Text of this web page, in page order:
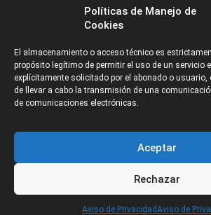
Políticas de Manejo de
Cookies
El almacenamiento o acceso técnico es
propósito legítimo de permitir el uso de un servicio
explícitamente solicitado por el abonado o usuario,
de llevar a cabo la transmisión de una
de comunicaciones electrónicas.
Aceptar
Rechazar
Aviso de PrivacidadAviso de
Hablamos de estas industrias y su alcance
especial al talento, estudios, escuelas, eventos
ANUNCIANTES AVISO DE PRIVACIDAD
©2026 Industria